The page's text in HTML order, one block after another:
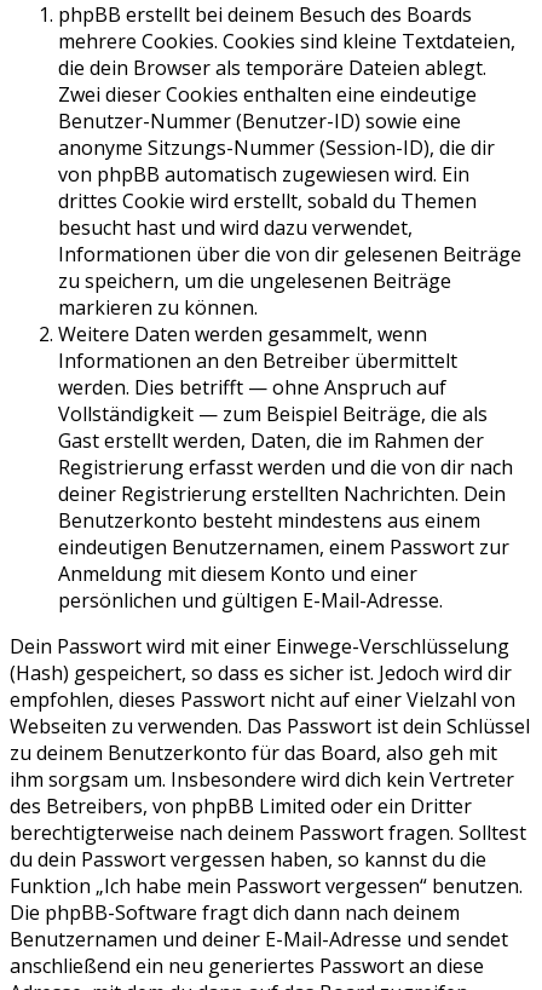
phpBB erstellt bei deinem Besuch des Boards
mehrere Cookies. Cookies sind kleine Textdateien,
die dein Browser als temporäre Dateien ablegt.
Zwei dieser Cookies enthalten eine eindeutige
Benutzer-Nummer (Benutzer-ID) sowie eine
anonyme Sitzungs-Nummer (Session-ID), die dir
von phpBB automatisch zugewiesen wird. Ein
drittes Cookie wird erstellt, sobald du Themen
besucht hast und wird dazu verwendet,
Informationen über die von dir gelesenen Beiträge
zu speichern, um die ungelesenen Beiträge
markieren zu können.
Weitere Daten werden gesammelt, wenn
Informationen an den Betreiber übermittelt
werden. Dies betrifft — ohne Anspruch auf
Vollständigkeit — zum Beispiel Beiträge, die als
Gast erstellt werden, Daten, die im Rahmen der
Registrierung erfasst werden und die von dir nach
deiner Registrierung erstellten Nachrichten. Dein
Benutzerkonto besteht mindestens aus einem
eindeutigen Benutzernamen, einem Passwort zur
Anmeldung mit diesem Konto und einer
persönlichen und gültigen E-Mail-Adresse.
Dein Passwort wird mit einer Einwege-Verschlüsselung
(Hash) gespeichert, so dass es sicher ist. Jedoch wird dir
empfohlen, dieses Passwort nicht auf einer Vielzahl von
Webseiten zu verwenden. Das Passwort ist dein Schlüssel
zu deinem Benutzerkonto für das Board, also geh mit
ihm sorgsam um. Insbesondere wird dich kein Vertreter
des Betreibers, von phpBB Limited oder ein Dritter
berechtigterweise nach deinem Passwort fragen. Solltest
du dein Passwort vergessen haben, so kannst du die
Funktion „Ich habe mein Passwort vergessen“ benutzen.
Die phpBB-Software fragt dich dann nach deinem
Benutzernamen und deiner E-Mail-Adresse und sendet
anschließend ein neu generiertes Passwort an diese